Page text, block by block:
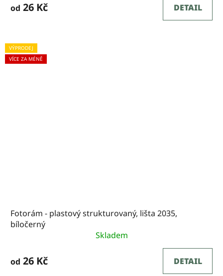
od 26 Kč DETAIL
VÝPRODEJ
VÍCE ZA MÉNĚ
Fotorám - plastový strukturovaný, lišta 2035,
bíločerný
Skladem
od 26 Kč DETAIL